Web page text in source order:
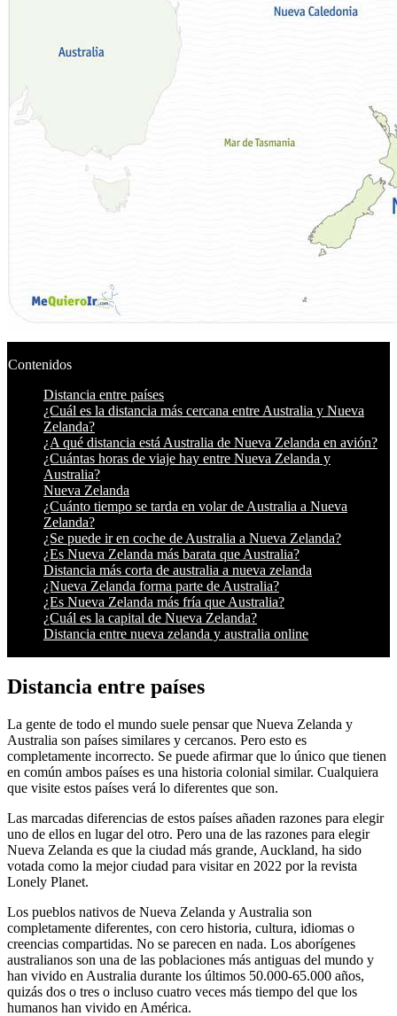
Contenidos
Distancia entre países
¿Cuál es la distancia más cercana entre Australia y Nueva
Zelanda?
¿A qué distancia está Australia de Nueva Zelanda en avión?
¿Cuántas horas de viaje hay entre Nueva Zelanda y
Australia?
Nueva Zelanda
¿Cuánto tiempo se tarda en volar de Australia a Nueva
Zelanda?
¿Se puede ir en coche de Australia a Nueva Zelanda?
¿Es Nueva Zelanda más barata que Australia?
Distancia más corta de australia a nueva zelanda
¿Nueva Zelanda forma parte de Australia?
¿Es Nueva Zelanda más fría que Australia?
¿Cuál es la capital de Nueva Zelanda?
Distancia entre nueva zelanda y australia online
Distancia entre países
La gente de todo el mundo suele pensar que Nueva Zelanda y
Australia son países similares y cercanos. Pero esto es
completamente incorrecto. Se puede afirmar que lo único que tienen
en común ambos países es una historia colonial similar. Cualquiera
que visite estos países verá lo diferentes que son.
Las marcadas diferencias de estos países añaden razones para elegir
uno de ellos en lugar del otro. Pero una de las razones para elegir
Nueva Zelanda es que la ciudad más grande, Auckland, ha sido
votada como la mejor ciudad para visitar en 2022 por la revista
Lonely Planet.
Los pueblos nativos de Nueva Zelanda y Australia son
completamente diferentes, con cero historia, cultura, idiomas o
creencias compartidas. No se parecen en nada. Los aborígenes
australianos son una de las poblaciones más antiguas del mundo y
han vivido en Australia durante los últimos 50.000-65.000 años,
quizás dos o tres o incluso cuatro veces más tiempo del que los
humanos han vivido en América.